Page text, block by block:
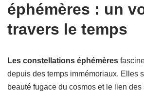
éphémères : un
travers le temps
Les constellations éphémères
depuis des temps immémoriaux. Elles
beauté fugace du cosmos et le lien